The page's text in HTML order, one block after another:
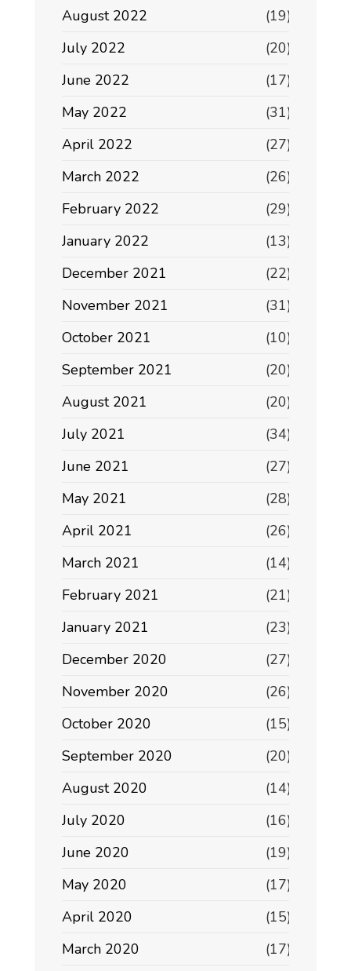
August 2022
(19)
July 2022
(20)
June 2022
(17)
May 2022
(31)
April 2022
(27)
March 2022
(26)
February 2022
(29)
January 2022
(13)
December 2021
(22)
November 2021
(31)
October 2021
(10)
September 2021
(20)
August 2021
(20)
July 2021
(34)
June 2021
(27)
May 2021
(28)
April 2021
(26)
March 2021
(14)
February 2021
(21)
January 2021
(23)
December 2020
(27)
November 2020
(26)
October 2020
(15)
September 2020
(20)
August 2020
(14)
July 2020
(16)
June 2020
(19)
May 2020
(17)
April 2020
(15)
March 2020
(17)